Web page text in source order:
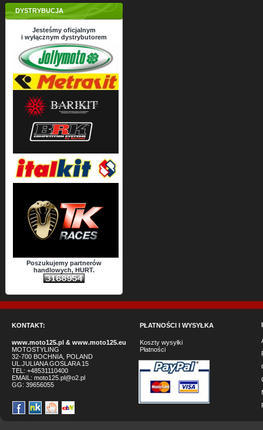
DYSTRYBUCJA
Jesteśmy oficjalnym
i wyłącznym dystrybutorem
Poszukujemy partnerów
handlowych, HURT.
KONTAKT:
www.moto125.pl & www.moto125.eu
MOTOSTYLING
32-700 BOCHNIA, POLAND
UL.JULIANA GOSLARA 15
TEL: +48531110400
EMAIL: moto125.pl@o2.pl
GG: 39656055
PŁATNOŚCI I WYSYŁKA
Koszty wysyłki
Płatności